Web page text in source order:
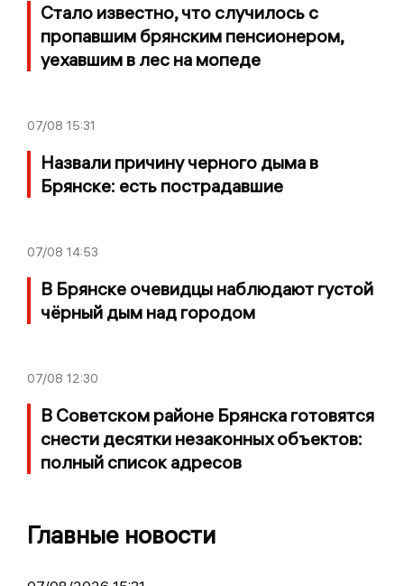
Стало известно, что случилось с
пропавшим брянским пенсионером,
уехавшим в лес на мопеде
07/08 15:31
Назвали причину черного дыма в
Брянске: есть пострадавшие
07/08 14:53
В Брянске очевидцы наблюдают густой
чёрный дым над городом
07/08 12:30
В Советском районе Брянска готовятся
снести десятки незаконных объектов:
полный список адресов
Главные новости